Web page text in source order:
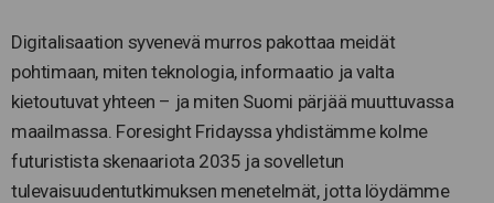
Digitalisaation syvenevä murros pakottaa meidät
pohtimaan, miten teknologia, informaatio ja valta
kietoutuvat yhteen – ja miten Suomi pärjää muuttuvassa
maailmassa. Foresight Fridayssa yhdistämme kolme
futuristista skenaariota 2035 ja sovelletun
tulevaisuudentutkimuksen menetelmät, jotta löydämme